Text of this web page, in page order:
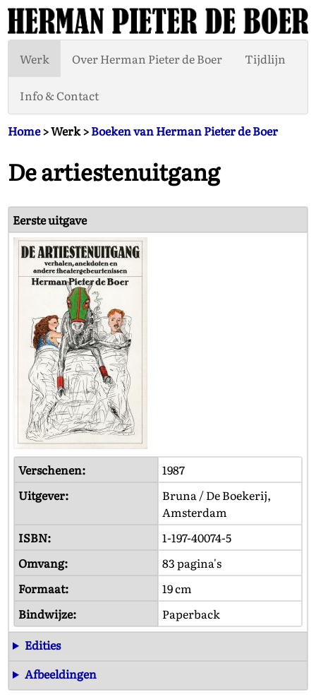
Werk Over Herman Pieter de Boer Tijdlijn
Info & Contact
Home> Werk >Boeken van Herman Pieter de Boer
De artiestenuitgang
Eerste uitgave
Verschenen:
1987
Uitgever:
Bruna / De Boekerij,
Amsterdam
ISBN:
1-197-40074-5
Omvang:
83 pagina's
Formaat:
19 cm
Bindwijze:
Paperback
Edities
Afbeeldingen